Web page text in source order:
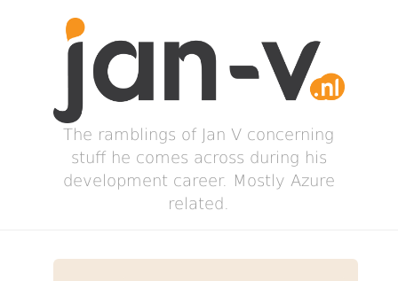
The ramblings of Jan V concerning
stuff he comes across during his
development career. Mostly Azure
related.